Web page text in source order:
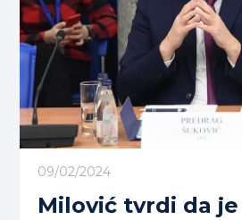
09/02/2024
Milović tvrdi da